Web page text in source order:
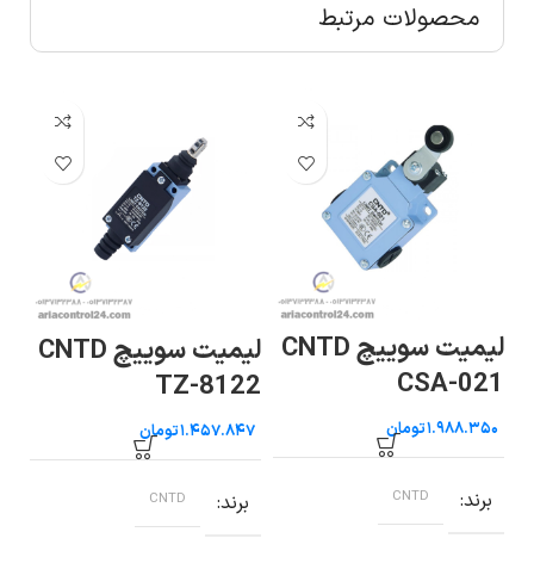
محصولات مرتبط
لیمیت سوییچ CNTD
CSA-021
تومان
برند CNTD
لیمیت سوییچ CNTD
TZ-8122
تومان
برند CNTD